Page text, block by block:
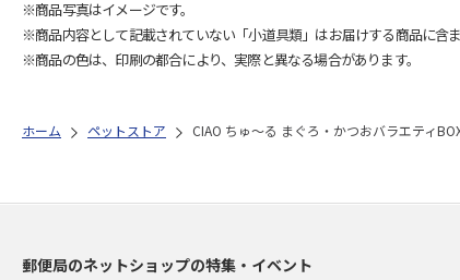
※商品写真はイメージです。
※商品内容として記載されていない「小道具類」はお届けする商品に含ま
※商品の色は、印刷の都合により、実際と異なる場合があります。
ホーム ペットストア CIAO ちゅ～る まぐろ・かつおバラエティ
郵便局のネットショップの特集・イベント